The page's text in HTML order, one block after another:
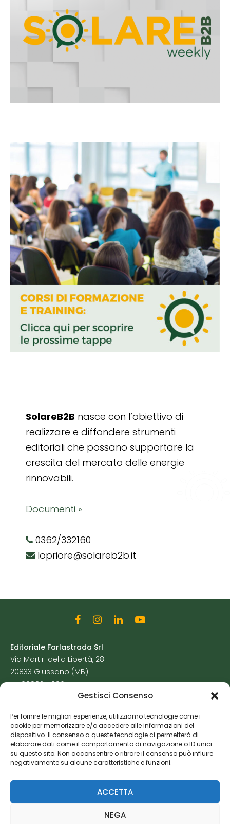
Gestisci Consenso
Per fornire le migliori esperienze, utilizziamo tecnologie come i
cookie per memorizzare e/o accedere alle informazioni del
dispositivo. Il consenso a queste tecnologie ci permetterà di
elaborare dati come il comportamento di navigazione o ID unici
su questo sito. Non acconsentire o ritirare il consenso può influire
negativamente su alcune caratteristiche e funzioni.
ACCETTA
NEGA
SolareB2B nasce con l’obiettivo di
realizzare e diffondere strumenti
editoriali che possano supportare la
crescita del mercato delle energie
rinnovabili.
Documenti »
0362/332160
lopriore@solareb2b.it
Editoriale Farlastrada Srl
Via Martiri della Libertà, 28
20833 Giussano (MB)
P.I. 06982770965
Cookie Policy
Risorse Aggiuntive